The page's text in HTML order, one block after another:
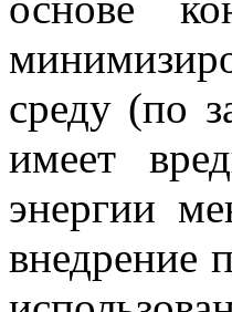
среду (по
имеет
энергии
внедрение